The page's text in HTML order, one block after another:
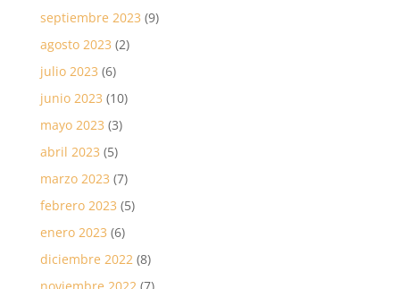
septiembre 2023 (9)
agosto 2023 (2)
julio 2023 (6)
junio 2023 (10)
mayo 2023 (3)
abril 2023 (5)
marzo 2023 (7)
febrero 2023 (5)
enero 2023 (6)
diciembre 2022(8)